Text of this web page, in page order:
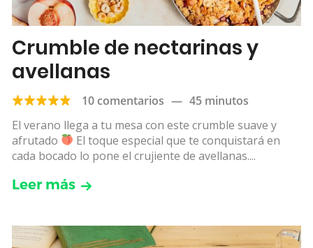
Crumble de nectarinas y
avellanas
10 comentarios — 45 minutos
El verano llega a tu mesa con este crumble suave y
afrutado
El toque especial que te conquistará en
cada bocado lo pone el crujiente de avellanas....
Leer más